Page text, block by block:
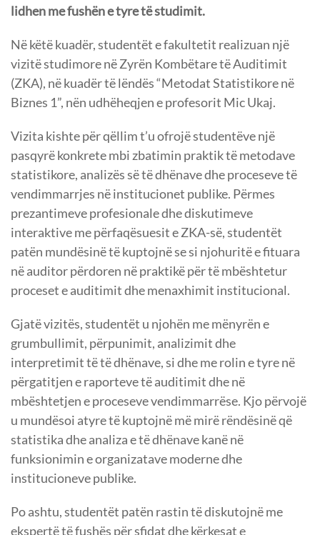
lidhen me fushën e tyre të studimit.
Në këtë kuadër, studentët e fakultetit realizuan një
vizitë studimore në Zyrën Kombëtare të Auditimit
(ZKA), në kuadër të lëndës “Metodat Statistikore në
Biznes 1”, nën udhëheqjen e profesorit Mic Ukaj.
Vizita kishte për qëllim t’u ofrojë studentëve një
pasqyrë konkrete mbi zbatimin praktik të metodave
statistikore, analizës së të dhënave dhe proceseve të
vendimmarrjes në institucionet publike. Përmes
prezantimeve profesionale dhe diskutimeve
interaktive me përfaqësuesit e ZKA-së, studentët
patën mundësinë të kuptojnë se si njohuritë e fituara
në auditor përdoren në praktikë për të mbështetur
proceset e auditimit dhe menaxhimit institucional.
Gjatë vizitës, studentët u njohën me mënyrën e
grumbullimit, përpunimit, analizimit dhe
interpretimit të të dhënave, si dhe me rolin e tyre në
përgatitjen e raporteve të auditimit dhe në
mbështetjen e proceseve vendimmarrëse. Kjo përvojë
u mundësoi atyre të kuptojnë më mirë rëndësinë që
statistika dhe analiza e të dhënave kanë në
funksionimin e organizatave moderne dhe
institucioneve publike.
Po ashtu, studentët patën rastin të diskutojnë me
ekspertë të fushës për sfidat dhe kërkesat e